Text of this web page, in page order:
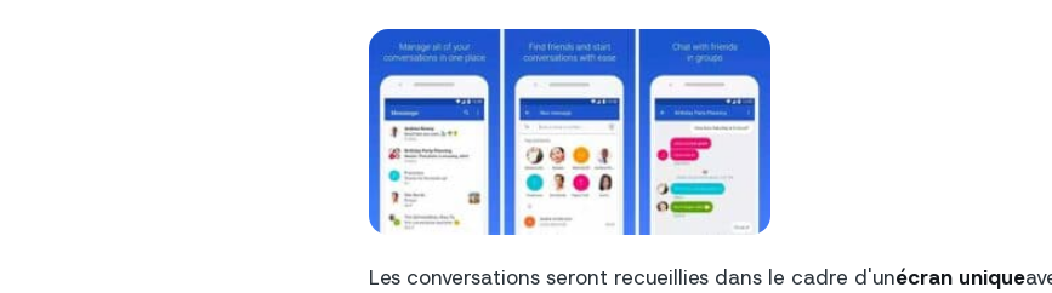
Les conversations seront recueillies dans le cadre d'unécran unique